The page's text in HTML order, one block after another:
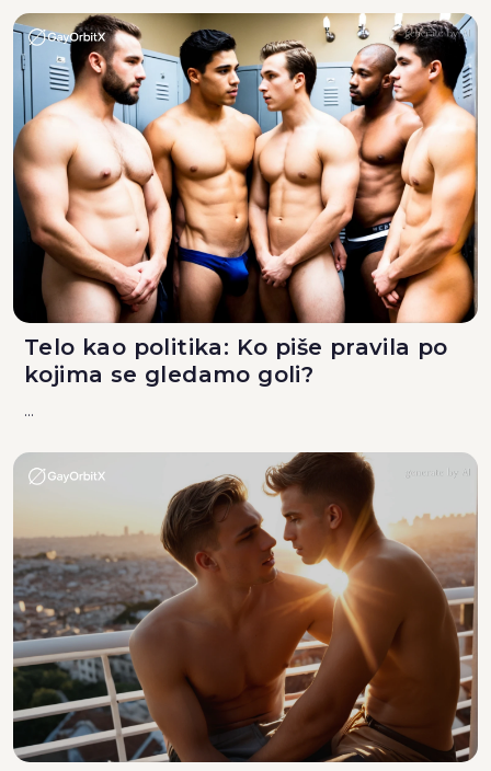
Telo kao politika: Ko piše pravila po
kojima se gledamo goli?
...